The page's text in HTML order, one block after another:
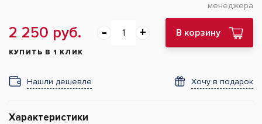
менеджера
2 250 руб. В корзину
КУПИТЬ В 1 КЛИК
Нашли дешевле Хочу в подарок
Характеристики